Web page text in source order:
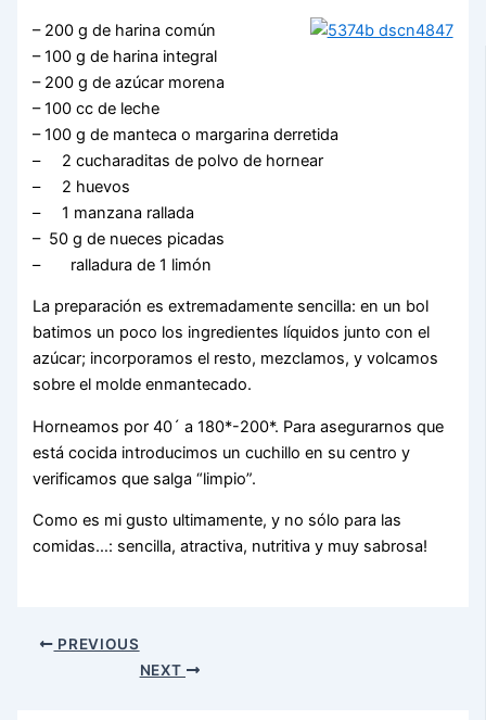
– 200 g de harina común
– 100 g de harina integral
– 200 g de azúcar morena
– 100 cc de leche
– 100 g de manteca o margarina derretida
– 2 cucharaditas de polvo de hornear
– 2 huevos
– 1 manzana rallada
– 50 g de nueces picadas
– ralladura de 1 limón
La preparación es extremadamente sencilla: en un bol
batimos un poco los ingredientes líquidos junto con el
azúcar; incorporamos el resto, mezclamos, y volcamos
sobre el molde enmantecado.
Horneamos por 40´ a 180*-200*. Para asegurarnos que
está cocida introducimos un cuchillo en su centro y
verificamos que salga “limpio”.
Como es mi gusto ultimamente, y no sólo para las
comidas…: sencilla, atractiva, nutritiva y muy sabrosa!
PREVIOUS
NEXT